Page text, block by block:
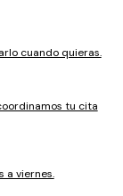
cuando quieras.
tu cita
a viernes.